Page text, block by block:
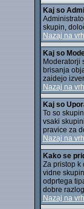
Kaj so
skupin,
Nazaj na vrh
Kaj so
Moderatorji
brisanja
zaidejo
Nazaj na vrh
Kaj so
To so
vsaki
pravice za
Nazaj na vrh
Kako se
Za pristop k
vidne
odprtega
dobre
Nazaj na vrh